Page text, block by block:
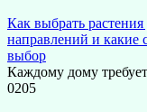
Как выбрать
направлений и какие
выбор
Каждому дому
0205